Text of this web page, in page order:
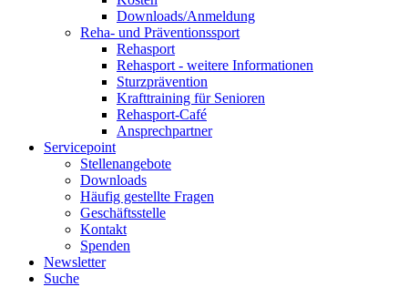
Downloads/Anmeldung
Reha- und Präventionssport
Rehasport
Rehasport - weitere Informationen
Sturzprävention
Krafttraining für Senioren
Rehasport-Café
Ansprechpartner
Servicepoint
Stellenangebote
Downloads
Häufig gestellte Fragen
Geschäftsstelle
Kontakt
Spenden
Newsletter
Suche